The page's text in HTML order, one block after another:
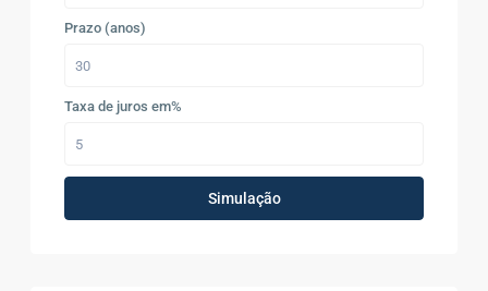
Prazo (anos)
Taxa de juros em%
Simulação